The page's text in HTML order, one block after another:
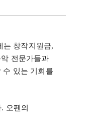
는 창작지원금,
전문가들과
수 있는 기회를
. 오펜의